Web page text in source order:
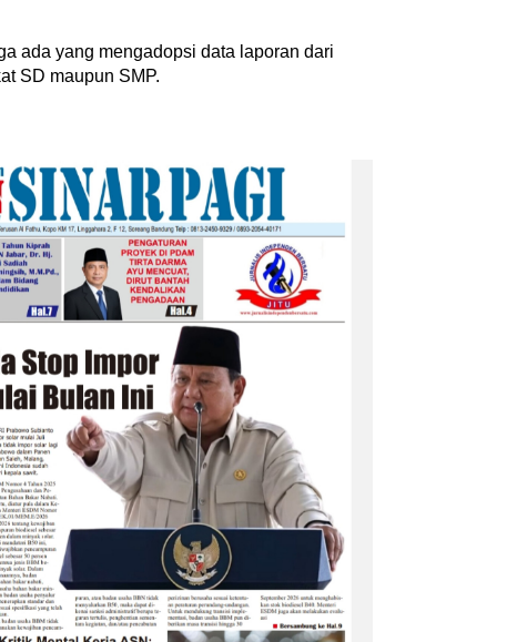
ada yang mengadopsi data laporan dari
SD maupun SMP.
Penguatan
dalam Pembukaan
Kebudayaan Jadi Penggerak